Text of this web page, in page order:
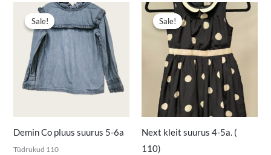
Sale!
Sale!
Demin Co pluus suurus 5-6a
Tüdrukud 110
Algne
hind
oli:
2,90 €.
Praegune
hind
on:
Sale!
Sale!
Next kleit suurus 4-5a. (
110)
Algne
hind
oli:
5,90 €.
Praegune
hind
on:
3,00 €.